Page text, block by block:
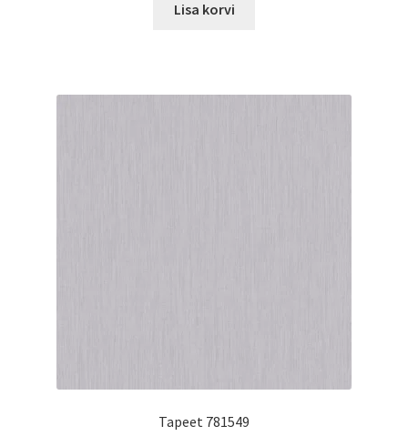
Lisa korvi
Tapeet 781549